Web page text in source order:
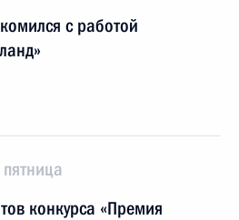
с работой
конкурса «Премия